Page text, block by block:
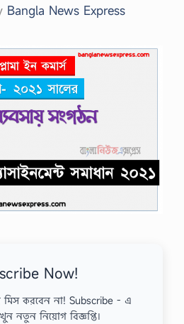
Bangla News Express
Now!
মিস করবেন না! Subscribe - এ
নতুন নিয়োগ বিজ্ঞপ্তি।